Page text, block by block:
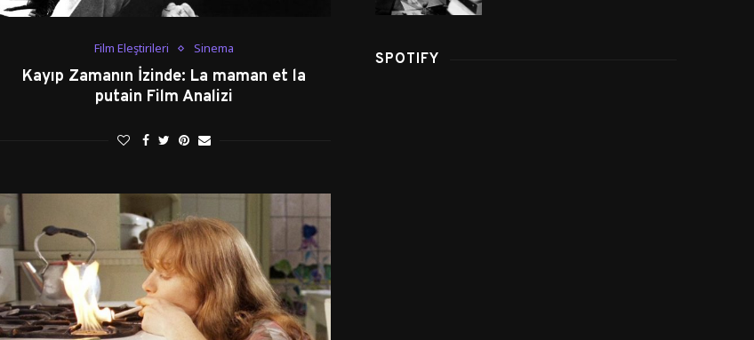
Film Eleştirileri Sinema
Kayıp Zamanın İzinde: La maman et la
putain Film Analizi
SPOTIFY